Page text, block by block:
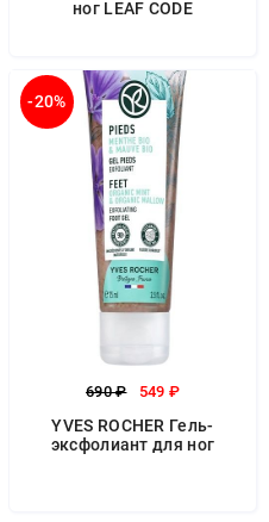
ног LEAF CODE
-20%
690 ₽ 549 ₽
YVES ROCHER Гель-
эксфолиант для ног